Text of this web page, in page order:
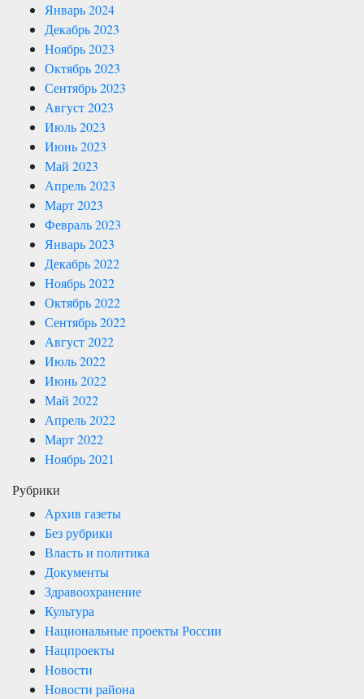
Январь 2024
Декабрь 2023
Ноябрь 2023
Октябрь 2023
Сентябрь 2023
Август 2023
Июль 2023
Июнь 2023
Май 2023
Апрель 2023
Март 2023
Февраль 2023
Январь 2023
Декабрь 2022
Ноябрь 2022
Октябрь 2022
Сентябрь 2022
Август 2022
Июль 2022
Июнь 2022
Май 2022
Апрель 2022
Март 2022
Ноябрь 2021
Рубрики
Архив газеты
Без рубрики
Власть и политика
Документы
Здравоохранение
Культура
Национальные проекты России
Нацпроекты
Новости
Новости района